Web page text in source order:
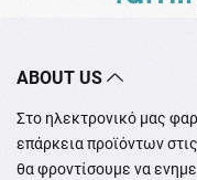
ABOUT US
Στο ηλεκτρονικό μας
επάρκεια προϊόντων
θα φροντίσουμε να